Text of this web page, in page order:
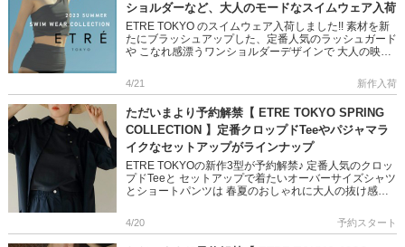
ショルダーなど、大人のモードなスイムウェア入荷
ETRE TOKYO のスイムウェア入荷しました!! 素材を新
たにブラッシュアップした、定番人気のラッシュガード
や こなれ感漂うワンショルダーデザインで 大人の映え
ゴが可 […]
4/21 新作入荷
ただいまより予約解禁【 ETRE TOKYO SPRING
COLLECTION 】定番クロップドTeeやパジャマラ
イクなセットアップがラインナップ
ETRE TOKYOの新作3型が予約解禁♪ 定番人気のクロッ
プドTeeと セットアップで着たいオーバーサイズシャツ
とショートパンツは 春夏のおしゃれに大人の抜け感を
[…]
4/20 予約スタート